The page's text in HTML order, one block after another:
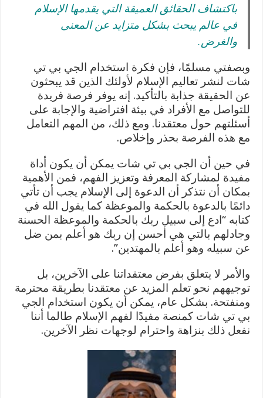
باكتشاف الحقائق العميقة التي يقدمها الإسلام
في عالم يبحث بشكل متزايد عن المعنى
والغرض.
وبصفتي مسلمًا، فإن فكرة استخدام الجي بي تي
شات لنشر تعاليم الإسلام لأولئك الذين قد يبحثون
عن الحقيقة جذابة بالتأكيد. إنه يوفر فرصة فريدة
للتواصل مع الأفراد في بيئة افتراضية والإجابة على
أسئلتهم حول معتقدنا. ومع ذلك، من المهم التعامل
مع هذه الفرصة بحذر وإخلاص.
في حين أن الجي بي تي شات يمكن أن يكون أداة
مفيدة لمشاركة المعرفة وتعزيز الفهم، فمن الأهمية
بمكان أن نتذكر أن الدعوة إلى الإسلام يجب أن تأتي
دائمًا بالدعوة بالحكمة والموعظة كما يقول الله في
كتابه “ادع إلى سبيل ربك بالحكمة والموعظة الحسنة
وجادلهم بالتي هي أحسن إن ربك هو أعلم بمن ضل
عن سبيله وهو أعلم بالمهتدين”.
والأمر لا يتعلق بفرض معتقداتنا على الآخرين، بل
توجيههم نحو تعلم المزيد عن معتقدنا بطريقة محترمة
ومنفتحة. بشكل عام، يمكن أن يكون استخدام الجي
بي تي شات كمنصة مفيدًا لفهم الإسلام طالما أننا
نفعل ذلك بنزاهة واحترام لوجهات نظر الآخرين.